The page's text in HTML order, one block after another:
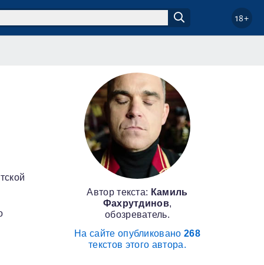
18+
Автор текста: Камиль
Фахрутдинов,
обозреватель.
На сайте опубликовано268
текстов этого автора.